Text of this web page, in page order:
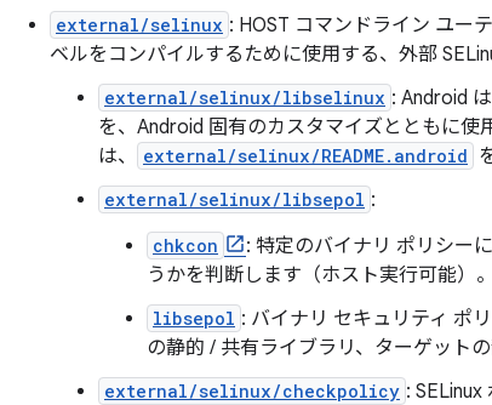
external/selinux : HOST コマンドライン ユー
ベルをコンパイルするために使用する、外部
external/selinux/libselinux : Android
を、Android 固有のカスタマイズとともに使
は、
external/selinux/README.android
external/selinux/libsepol :
chkcon
: 特定のバイナリ ポリシー
うかを判断します（ホスト実行可能）。
libsepol : バイナリ セキュリティ ポ
の静的 / 共有ライブラリ、ターゲットの
external/selinux/checkpolicy :